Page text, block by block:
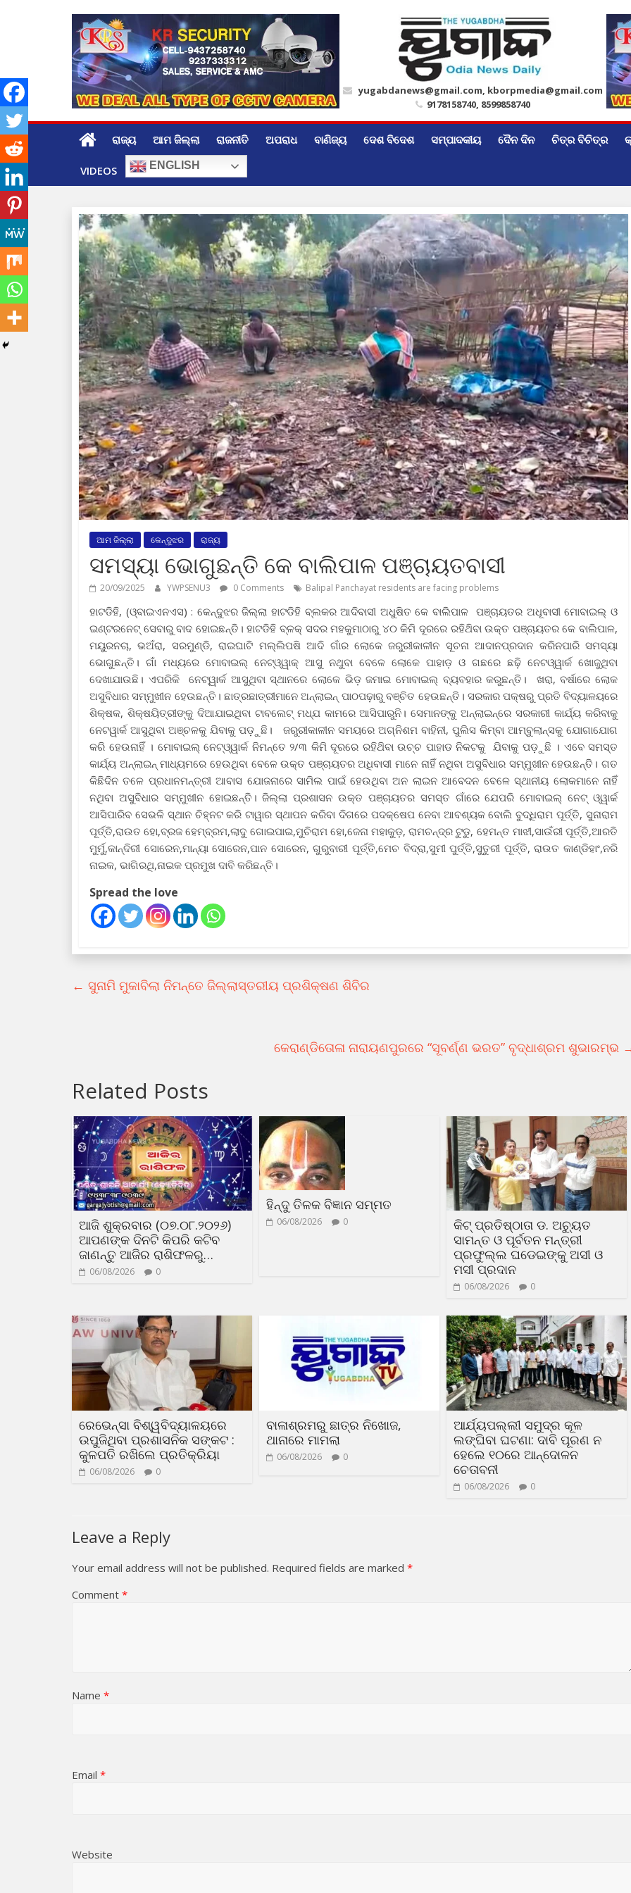
yugabdanews@gmail.com, kborpmedia@gmail.com
9178158740, 8599858740
ରାଜ୍ୟ ଆମ ଜିଲ୍ଲା ରାଜନୀତି ଅପରାଧ ବାଣିଜ୍ୟ ଦେଶ ବିଦେଶ ସମ୍ପାଦକୀୟ ଦୈନ ଦିନ ଚିତ୍ର ବିଚିତ୍ର
VIDEOS ENGLISH
ଆମ ଜିଲ୍ଲା କେନ୍ଦୁଝର ରାଜ୍ୟ
ସମସ୍ୟା ଭୋଗୁଛନ୍ତି କେ ବାଲିପାଳ ପଞ୍ଚାୟତବାସୀ
20/09/2025 YWPSENU3 0 Comments Balipal Panchayat residents are facing problems
ହାଟଡିହି, (ଓ୍ବାଇଏନଏସ) : କେନ୍ଦୁଝର ଜିଲ୍ଲା ହାଟଡିହି ବ୍ଲକର ଆଦିବାସୀ ଅଧୁଷିତ କେ ବାଲିପାଳ ପଞ୍ଚାୟତର ଅଧୂବାସୀ ମୋବାଇଲ୍ ଓ
ଇଣ୍ଟରନେଟ୍ ସେବାରୁ ବାଦ ହୋଇଛନ୍ତି। ହାଟଡିହି ବ୍ଳକ୍ ସଦର ମହକୁମାଠାରୁ ୪୦ କିମି ଦୂରରେ ରହିଥ‌ିବା ଉକ୍ତ ପଞ୍ଚାୟତର କେ ବାଲିପାଳ,
ମୟୁରନଚା, ଭଅଁରା, ସରମୁଣ୍ଡି, ରାଇଘାଟି ମଲ୍ଲିପଷି ଆଦି ଗାଁର ଲୋକେ ଜରୁରୀକାଳୀନ ସୂଚନା ଆଦାନପ୍ରଦାନ କରିନପାରି ସମସ୍ୟା
ଭୋଗୁଛନ୍ତି। ଗାଁ ମଧ୍ୟରେ ମୋବାଇଲ୍ ନେଟ୍‌ଓ୍ୱାକ୍‌ ଆସୁ ନଥୁବା ବେଳେ ଲୋକେ ପାହାଡ଼ ଓ ଗଛରେ ଛଢ଼ି ନେଟଓ୍ୱାର୍କ ଖୋଜୁଥିବା
ଦେଖାଯାଉଛି। ଏପରିକି ନେଟ୍‌ୱାର୍କ ଆସୁଥିବା ସ୍ଥାନରେ ଲୋକେ ଭିଡ଼ ଜମାଇ ମୋବାଇଲ୍ ବ୍ୟବହାର କରୁଛନ୍ତି। ଖରା, ବର୍ଷାରେ ଲୋକ
ଅସୁବିଧାର ସମ୍ମୁଖୀନ ହେଉଛନ୍ତି। ଛାତ୍ରଛାତ୍ରୀମାନେ ଅନ୍‌ଲାଇନ୍ ପାଠପଢ଼ାରୁ ବଞ୍ଚିତ ହେଉଛନ୍ତି। ସରକାର ପକ୍ଷରୁ ପ୍ରତି ବିଦ୍ୟାଳୟରେ
ଶିକ୍ଷକ, ଶିକ୍ଷୟିତ୍ରୀଙ୍କୁ ଦିଆଯାଇଥିବା ଟାବଲେଟ୍‌ ମଧ୍ଯ କାମରେ ଆସିପାରୁନି। ସେମାନଙ୍କୁ ଅନ୍‌ଲାଇନ୍‌ରେ ସରକାରୀ କାର୍ଯ୍ୟ କରିବାକୁ
ନେଟୱାର୍କ ଆସୁଥିବା ଅଞ୍ଚଳକୁ ଯିବାକୁ ପଡ଼ୁଛି। ଜରୁରୀକାଳୀନ ସମୟରେ ଅଗ୍ନିଶମ ବାହିନୀ, ପୁଲିସ କିମ୍ବା ଆମ୍ବୁଲାନ୍ସକୁ ଯୋଗାଯୋଗ
କରି ହେଉନାହିଁ । ମୋବାଇଲ୍ ନେଟ୍‌ଓ୍ୱାର୍କ ନିମନ୍ତେ ୨/୩ କିମି ଦୂରରେ ରହିଥ‌ିବା ଉଚ୍ଚ ପାହାଡ ନିକଟକୁ ଯିବାକୁ ପଡ଼ୁଛି । ଏବେ ସମସ୍ତ
କାର୍ଯ୍ୟ ଅନ୍‌ଲାଇନ୍ ମାଧ୍ୟମରେ ହେଉଥିବା ବେଳେ ଉକ୍ତ ପଞ୍ଚାୟତର ଅଧିବାସୀ ମାନେ ନାହିଁ ନଥିବା ଅସୁବିଧାର ସମ୍ମୁଖୀନ ହେଉଛନ୍ତି। ଗତ
କିଛିଦିନ ତଳେ ପ୍ରଧାନମନ୍ତ୍ରୀ ଆବାସ ଯୋଜନାରେ ସାମିଲ ପାଇଁ ହେଉଥିବା ଅନ ଲାଇନ ଆବେଦନ ବେଳେ ସ୍ଥାନୀୟ ଲୋକମାନେ ନାହିଁ
ନଥିବା ଅସୁବିଧାର ସମ୍ମୁଖୀନ ହୋଇଛନ୍ତି। ଜିଲ୍ଲା ପ୍ରଶାସନ ଉକ୍ତ ପଞ୍ଚାୟତର ସମସ୍ତ ଗାଁରେ ଯେପରି ମୋବାଇଲ୍‌ ନେଟ୍ ଓ୍ୱାର୍କ
ଆସିପାରିବ ସେଭଳି ସ୍ଥାନ ଚିହ୍ନଟ କରି ଟାୱାର ସ୍ଥାପନ କରିବା ଦିଗରେ ପଦକ୍ଷେପ ନେବା ଆବଶ୍ୟକ ବୋଲି ବୁଦ୍ଧିରାମ ପୂର୍ତ୍ତି, ସୁନାରାମ
ପୂର୍ତ୍ତି,ରାଉତ ହୋ,ବ୍ରଜ ହେମ୍ବ୍ରମ,ଲାଦୁ ଗୋଇପାଇ,ମୁଚିରାମ ହୋ,ଜେନା ମହାକୁଡ଼, ରାମଚନ୍ଦ୍ର ଟୁଡୁ, ହେମନ୍ତ ମାଝୀ,ସାଉଁରୀ ପୂର୍ତ୍ତି,ଆରତି
ମୁର୍ମୁ,କାନ୍ଦିରୀ ସୋରେନ,ମାନ୍ୟା ସୋରେନ,ପାନ ସୋରେନ, ଗୁରୁବାରୀ ପୂର୍ତ୍ତି,ମେଚ ବିଦ୍ରା,ସୁମୀ ପୁର୍ତ୍ତି,ସୁତୁରୀ ପୂର୍ତ୍ତି, ରାଉତ କାଣ୍ଡିହାଂ,ନରି
ନାଇକ, ଭାଗିରଥି,ନାଇକ ପ୍ରମୁଖ ଦାବି କରିଛନ୍ତି।
Spread the love
← ସୁନାମି ମୁକାବିଲା ନିମନ୍ତେ ଜିଲ୍ଲାସ୍ତରୀୟ ପ୍ରଶିକ୍ଷଣ ଶିବିର
କେରାଣ୍ଡିତୋଳା ନାରାୟଣପୁରରେ “ସୂବର୍ଣ୍ଣ ଭରତ” ବୃଦ୍ଧାଶ୍ରମ ଶୁଭାରମ୍ଭ
Related Posts
ଆଜି ଶୁକ୍ରବାର (୦୭.୦୮.୨୦୨୬)
ଆପଣଙ୍କ ଦିନଟି କିପରି କଟିବ
ଜାଣନ୍ତୁ ଆଜିର ରାଶିଫଳରୁ…
06/08/2026 0
ହିନ୍ଦୁ ତିଳକ ବିଜ୍ଞାନ ସମ୍ମତ
06/08/2026 0
କିଟ୍ ପ୍ରତିଷ୍ଠାତା ଡ. ଅଚ୍ୟୁତ
ସାମନ୍ତ ଓ ପୂର୍ବତନ ମନ୍ତ୍ରୀ
ପ୍ରଫୁଲ୍ଲ ଘଡେଇଙ୍କୁ ଅସୀ ଓ
ମସୀ ପ୍ରଦାନ
06/08/2026 0
ରେଭେନ୍ସା ବିଶ୍ୱବିଦ୍ୟାଳୟରେ
ଉପୁଜିଥିବା ପ୍ରଶାସନିକ ସଙ୍କଟ :
କୁଳପତି ରଖିଲେ ପ୍ରତିକ୍ରିୟା
06/08/2026 0
ବାଳାଶ୍ରମରୁ ଛାତ୍ର ନିଖୋଜ,
ଥାନାରେ ମାମଲା
06/08/2026 0
ଆର୍ଯ୍ୟପଲ୍ଲୀ ସମୁଦ୍ର କୂଳ
ଲଙ୍ଘିବା ଘଟଣା: ଦାବି ପୂରଣ ନ
ହେଲେ ୧୦ରେ ଆନ୍ଦୋଳନ
ଚେତାବନୀ
06/08/2026 0
Leave a Reply
Your email address will not be published. Required fields are marked *
Comment *
Name *
Email *
Website